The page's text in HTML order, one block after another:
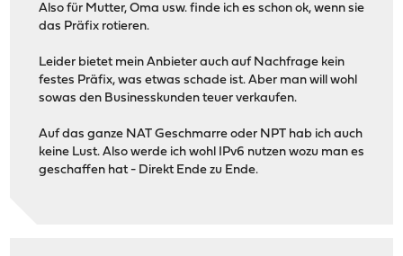
Also für Mutter, Oma usw. finde ich es schon ok, wenn sie
das Präfix rotieren.
Leider bietet mein Anbieter auch auf Nachfrage kein
festes Präfix, was etwas schade ist. Aber man will wohl
sowas den Businesskunden teuer verkaufen.
Auf das ganze NAT Geschmarre oder NPT hab ich auch
keine Lust. Also werde ich wohl IPv6 nutzen wozu man es
geschaffen hat - Direkt Ende zu Ende.